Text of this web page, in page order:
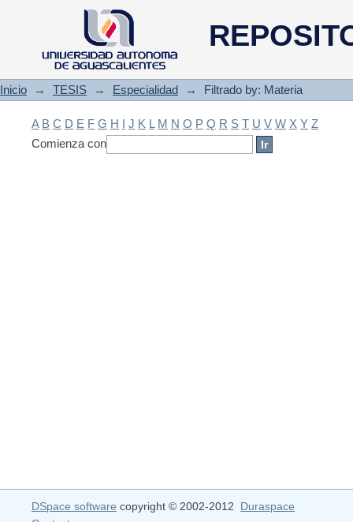
Filtrado by: Materia
Inicio → TESIS → Especialidad → Filtrado by: Materia
A B C D E F G H I J K L M N O P Q R S T U V W X Y Z
Comienza con
DSpace software copyright © 2002-2012 Duraspace